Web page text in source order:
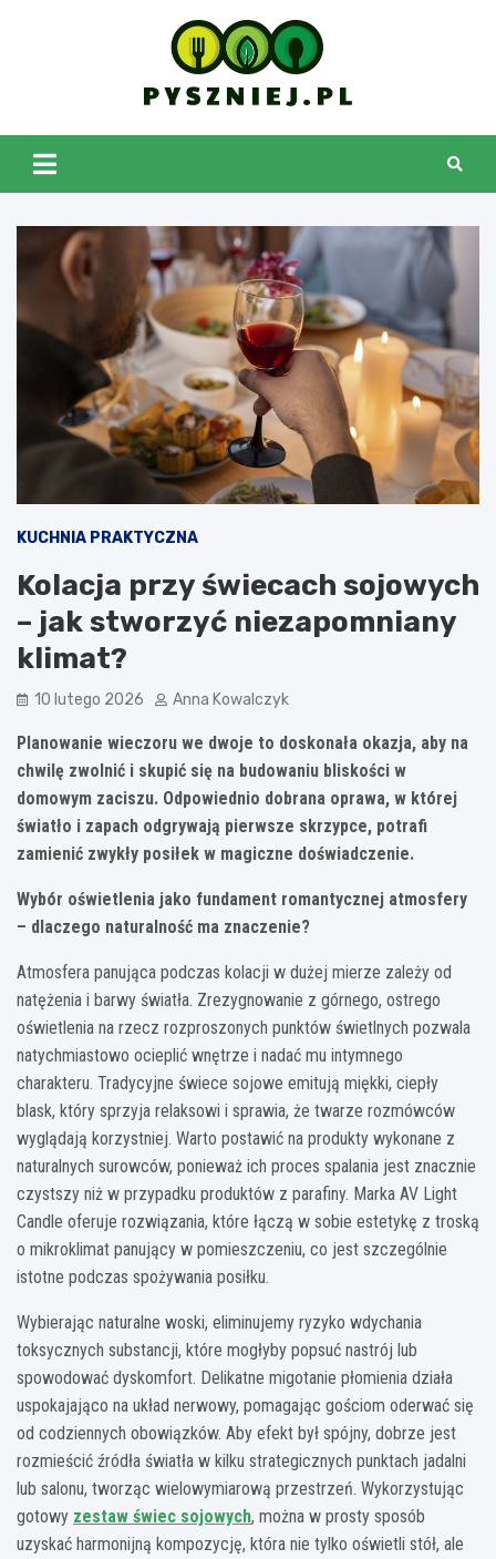
pyszniej.pl
KUCHNIA PRAKTYCZNA
Kolacja przy świecach sojowych
– jak stworzyć niezapomniany
klimat?
10 lutego 2026 Anna Kowalczyk
Planowanie wieczoru we dwoje to doskonała okazja, aby na
chwilę zwolnić i skupić się na budowaniu bliskości w
domowym zaciszu. Odpowiednio dobrana oprawa, w której
światło i zapach odgrywają pierwsze skrzypce, potrafi
zamienić zwykły posiłek w magiczne doświadczenie.
Wybór oświetlenia jako fundament romantycznej atmosfery
– dlaczego naturalność ma znaczenie?
Atmosfera panująca podczas kolacji w dużej mierze zależy od
natężenia i barwy światła. Zrezygnowanie z górnego, ostrego
oświetlenia na rzecz rozproszonych punktów świetlnych pozwala
natychmiastowo ocieplić wnętrze i nadać mu intymnego
charakteru. Tradycyjne świece sojowe emitują miękki, ciepły
blask, który sprzyja relaksowi i sprawia, że twarze rozmówców
wyglądają korzystniej. Warto postawić na produkty wykonane z
naturalnych surowców, ponieważ ich proces spalania jest znacznie
czystszy niż w przypadku produktów z parafiny. Marka AV Light
Candle oferuje rozwiązania, które łączą w sobie estetykę z troską
o mikroklimat panujący w pomieszczeniu, co jest szczególnie
istotne podczas spożywania posiłku.
Wybierając naturalne woski, eliminujemy ryzyko wdychania
toksycznych substancji, które mogłyby popsuć nastrój lub
spowodować dyskomfort. Delikatne migotanie płomienia działa
uspokajająco na układ nerwowy, pomagając gościom oderwać się
od codziennych obowiązków. Aby efekt był spójny, dobrze jest
rozmieścić źródła światła w kilku strategicznych punktach jadalni
lub salonu, tworząc wielowymiarową przestrzeń. Wykorzystując
gotowy zestaw świec sojowych, można w prosty sposób
uzyskać harmonijną kompozycję, która nie tylko oświetli stół, ale